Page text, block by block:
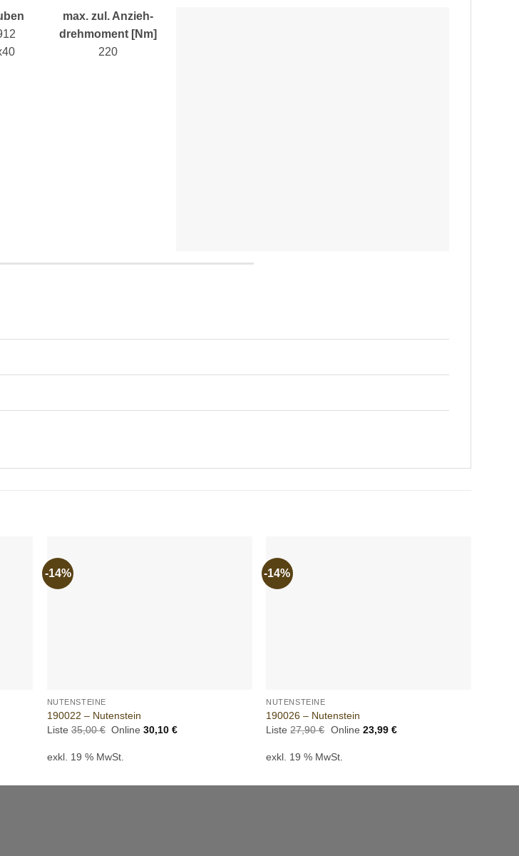
max. zul. Anzieh-
drehmoment [Nm]
220
-14%
NUTENSTEINE
190022 – Nutenstein
Liste 35,00€ Ursprünglicher
35,00 €
Online 30,10€Aktueller
exkl. 19 % MwSt.
-14%
NUTENSTEINE
190026 – Nutenstein
Liste 27,90€ Ursprünglicher
27,90 €
Online 23,99 €Aktueller
exkl. 19 % MwSt.